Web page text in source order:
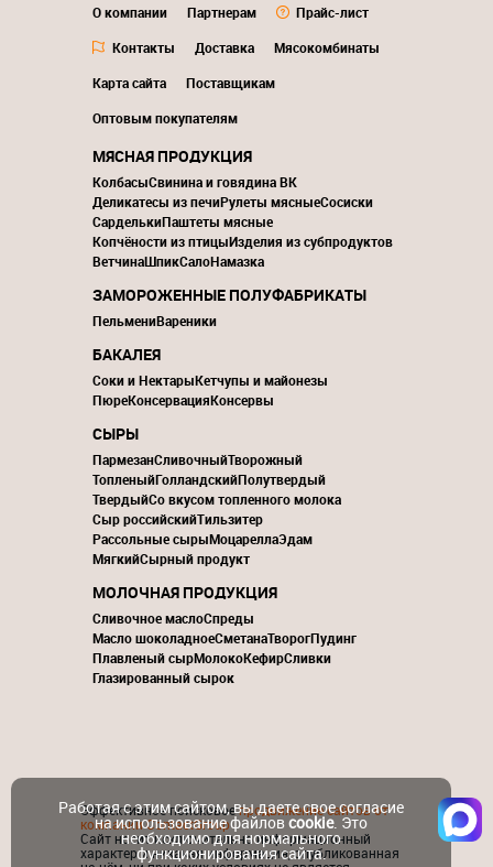
О компании
Партнерам
Прайс-лист
Контакты
Доставка
Мясокомбинаты
Карта сайта
Поставщикам
Оптовым покупателям
МЯСНАЯ ПРОДУКЦИЯ
КолбасыСвинина и говядина ВК
Деликатесы из печиРулеты мясныеСосиски
СарделькиПаштеты мясные
Копчёности из птицыИзделия из субпродуктов
ВетчинаШпикСалоНамазка
ЗАМОРОЖЕННЫЕ ПОЛУФАБРИКАТЫ
ПельмениВареники
БАКАЛЕЯ
Соки и НектарыКетчупы и майонезы
ПюреКонсервацияКонсервы
СЫРЫ
ПармезанСливочныйТворожный
ТопленыйГолландскийПолутвердый
ТвердыйСо вкусом топленного молока
Сыр российскийТильзитер
Рассольные сырыМоцареллаЭдам
МягкийСырный продукт
МОЛОЧНАЯ ПРОДУКЦИЯ
Сливочное маслоСпреды
Масло шоколадноеСметанаТворогПудинг
Плавленый сырМолокоКефирСливки
Глазированный сырок
Эффективное поисковоепродвижение сайтов от
компании ContactGroup
Сайт носит исключительно информационный
характер и никакая информация, опубликованная
Работая с этим сайтом, вы даете свое согласие
на использование файловcookie. Это
необходимо для нормального
функционирования сайта.